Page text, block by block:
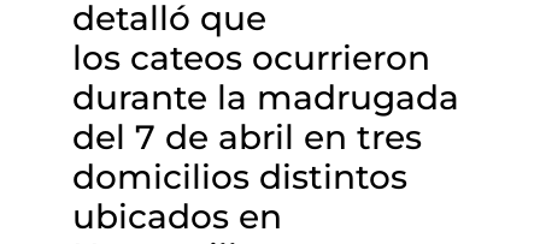
detalló que
los cateos ocurrieron
durante la madrugada
del 7 de abril en tres
domicilios distintos
ubicados en